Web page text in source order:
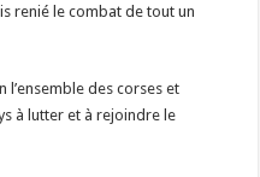
renié le combat de tout un
l’ensemble des corses et
à lutter et à rejoindre le